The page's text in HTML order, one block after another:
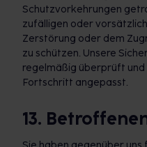
Schutzvorkehrungen
zufälligen oder
Zerstörung oder dem
zu schützen. Unsere
regelmäßig überprüft
Fortschritt angepasst.
13.